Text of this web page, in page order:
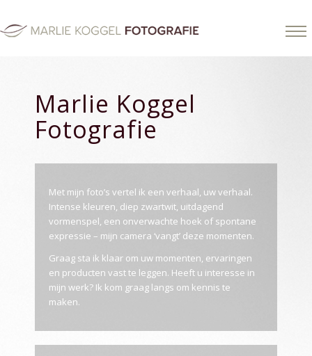
Marlie Koggel
Fotografie
Met mijn foto’s vertel ik een verhaal, uw verhaal.
Intense kleuren, diep zwartwit, uitdagend
vormenspel, een onverwachte hoek of spontane
expressie – mijn camera ‘vangt’ deze momenten.
Graag sta ik klaar om uw momenten, ervaringen
en producten vast te leggen. Heeft u interesse in
mijn werk? Ik kom graag langs om kennis te
maken.